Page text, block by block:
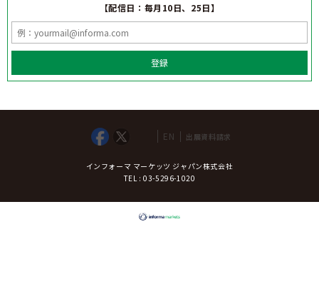
【配信日：毎月10日、25日】
登録
EN 出展資料請求
インフォーマ マーケッツ ジャパン株式会社
TEL : 03-5296-1020